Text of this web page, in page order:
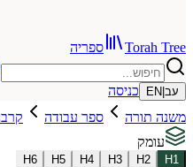
ספריה
כניסה
ספר עבודה קרבנית כללי
H3
H4
H5
H6